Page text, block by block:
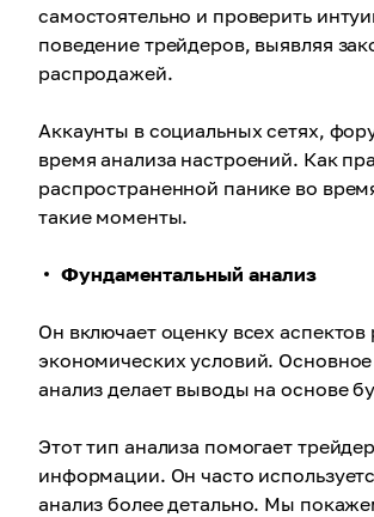
самостоятельно и проверить
поведение трейдеров, выявляя
распродажей.
Аккаунты в социальных сетях,
время анализа настроений. Как
распространенной панике во
такие моменты.
Фундаментальный анализ
Он включает оценку всех
экономических условий.
анализ делает выводы на основе
Этот тип анализа помогает
информации. Он часто
анализ более детально. Мы